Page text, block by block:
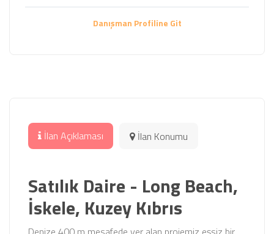
Danışman Profiline Git
İlan Açıklaması İlan Konumu
Satılık Daire - Long Beach,
İskele, Kuzey Kıbrıs